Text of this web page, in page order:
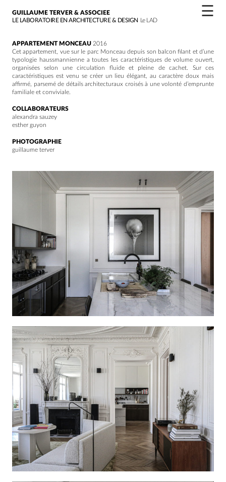
GUILLAUME TERVER & ASSOCIEE
LE LABORATOIRE EN ARCHITECTURE & DESIGN Le LAD
☰
APPARTEMENT MONCEAU 2016
Cet appartement, vue sur le parc Monceau depuis son balcon filant et d’une
typologie haussmannienne a toutes les caractéristiques de volume ouvert,
organisées selon une circulation fluide et pleine de cachet. Sur ces
caractéristiques est venu se créer un lieu élégant, au caractère doux mais
affirmé, parsemé de détails architecturaux croisés à une volonté d’emprunte
familiale et conviviale.
COLLABORATEURS
alexandra sauzey
esther guyon
PHOTOGRAPHIE
guillaume terver